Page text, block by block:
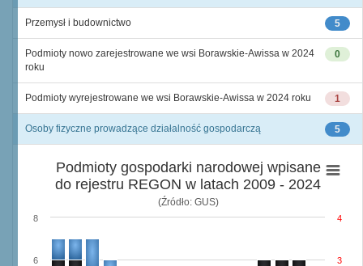
5
Przemysł i budownictwo
0
Podmioty nowo zarejestrowane we wsi Borawskie-Awissa w 2024
roku
1
Podmioty wyrejestrowane we wsi Borawskie-Awissa w 2024 roku
5
Osoby fizyczne prowadzące działalność gospodarczą
Podmioty gospodarki narodowej wpisane
do rejestru REGON w latach 2009 - 2024
(Źródło: GUS)
6
8
3
4